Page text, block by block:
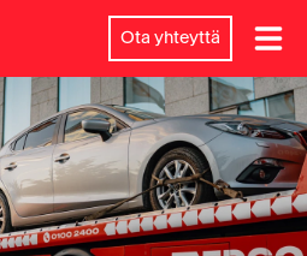
Ota yhteyttä